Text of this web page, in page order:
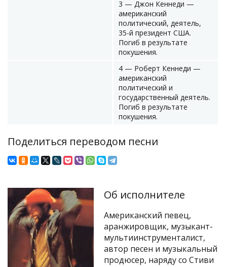
3 — Джон Кеннеди —
американский
политический, деятель,
35-й президент США.
Погиб в результате
покушения.
4 — Роберт Кеннеди —
американский
политический и
государственный деятель.
Погиб в результате
покушения.
Поделиться переводом песни
Об исполнителе
Американский певец,
аранжировщик, музыкант-
мультиинструменталист,
автор песен и музыкальный
продюсер, наряду со Стиви